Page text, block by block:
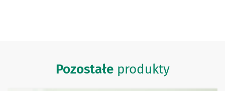
Pozostałeprodukty